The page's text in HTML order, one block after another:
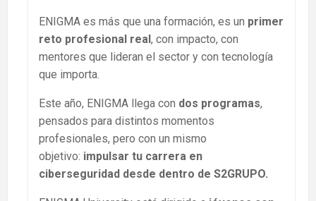
ENIGMA es más que una formación, es un primer
reto profesional real, con impacto, con
mentores que lideran el sector y con tecnología
que importa.
Este año, ENIGMA llega con dos programas,
pensados para distintos momentos
profesionales, pero con un mismo
objetivo: impulsar tu carrera en
ciberseguridad desde dentro de S2GRUPO.